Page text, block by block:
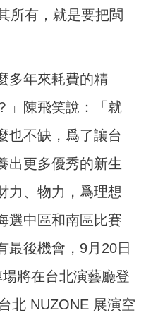
所有，就是要把閩
多年來耗費的精
」陳飛笑說：「就
也不缺，爲了讓台
出更多優秀的新生
力、物力，爲理想
選中區和南區比賽
最後機會，9月20日
將在台北演藝廳登
北 NUZONE 展演空